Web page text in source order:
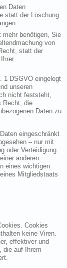
Daten
statt der Löschung
mehr benötigen, Sie
von
statt der
1 DSGVO eingelegt
unseren
nicht feststeht,
Recht, die
Daten zu
eingeschränkt
– nur mit
oder Verteidigung
anderen
eines wichtigen
Mitgliedstaats
Cookies
keine Viren.
effektiver und
die auf Ihrem